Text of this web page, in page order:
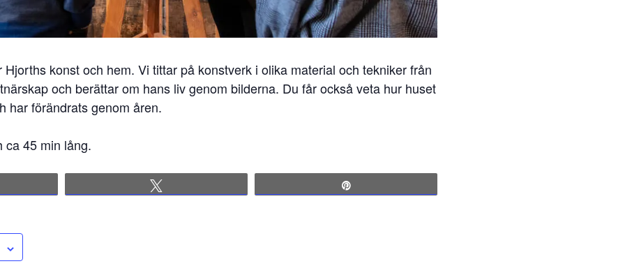
konst och hem. Vi tittar på konstverk i olika material och tekniker från
och berättar om hans liv genom bilderna. Du får också veta hur huset
har förändrats genom åren.
ca 45 min lång.